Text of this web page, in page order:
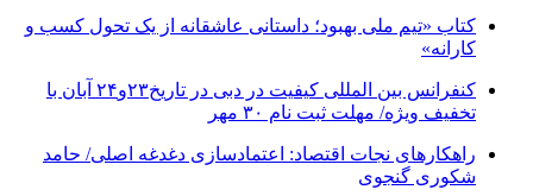
کتاب «تیم ملی بهبود؛ داستانی عاشقانه از یک تحول کسب و
کارانه»
کنفرانس بین المللی کیفیت در دبی در تاریخ۲۳و۲۴ آبان با
تخفیف ویژه/ مهلت ثبت نام ۳۰ مهر
راهکارهای نجات اقتصاد: اعتمادسازی دغدغه اصلی/ حامد
شکوری گنجوی